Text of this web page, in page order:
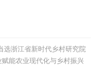
选浙江省新时代乡村研究院
能农业现代化与乡村振兴